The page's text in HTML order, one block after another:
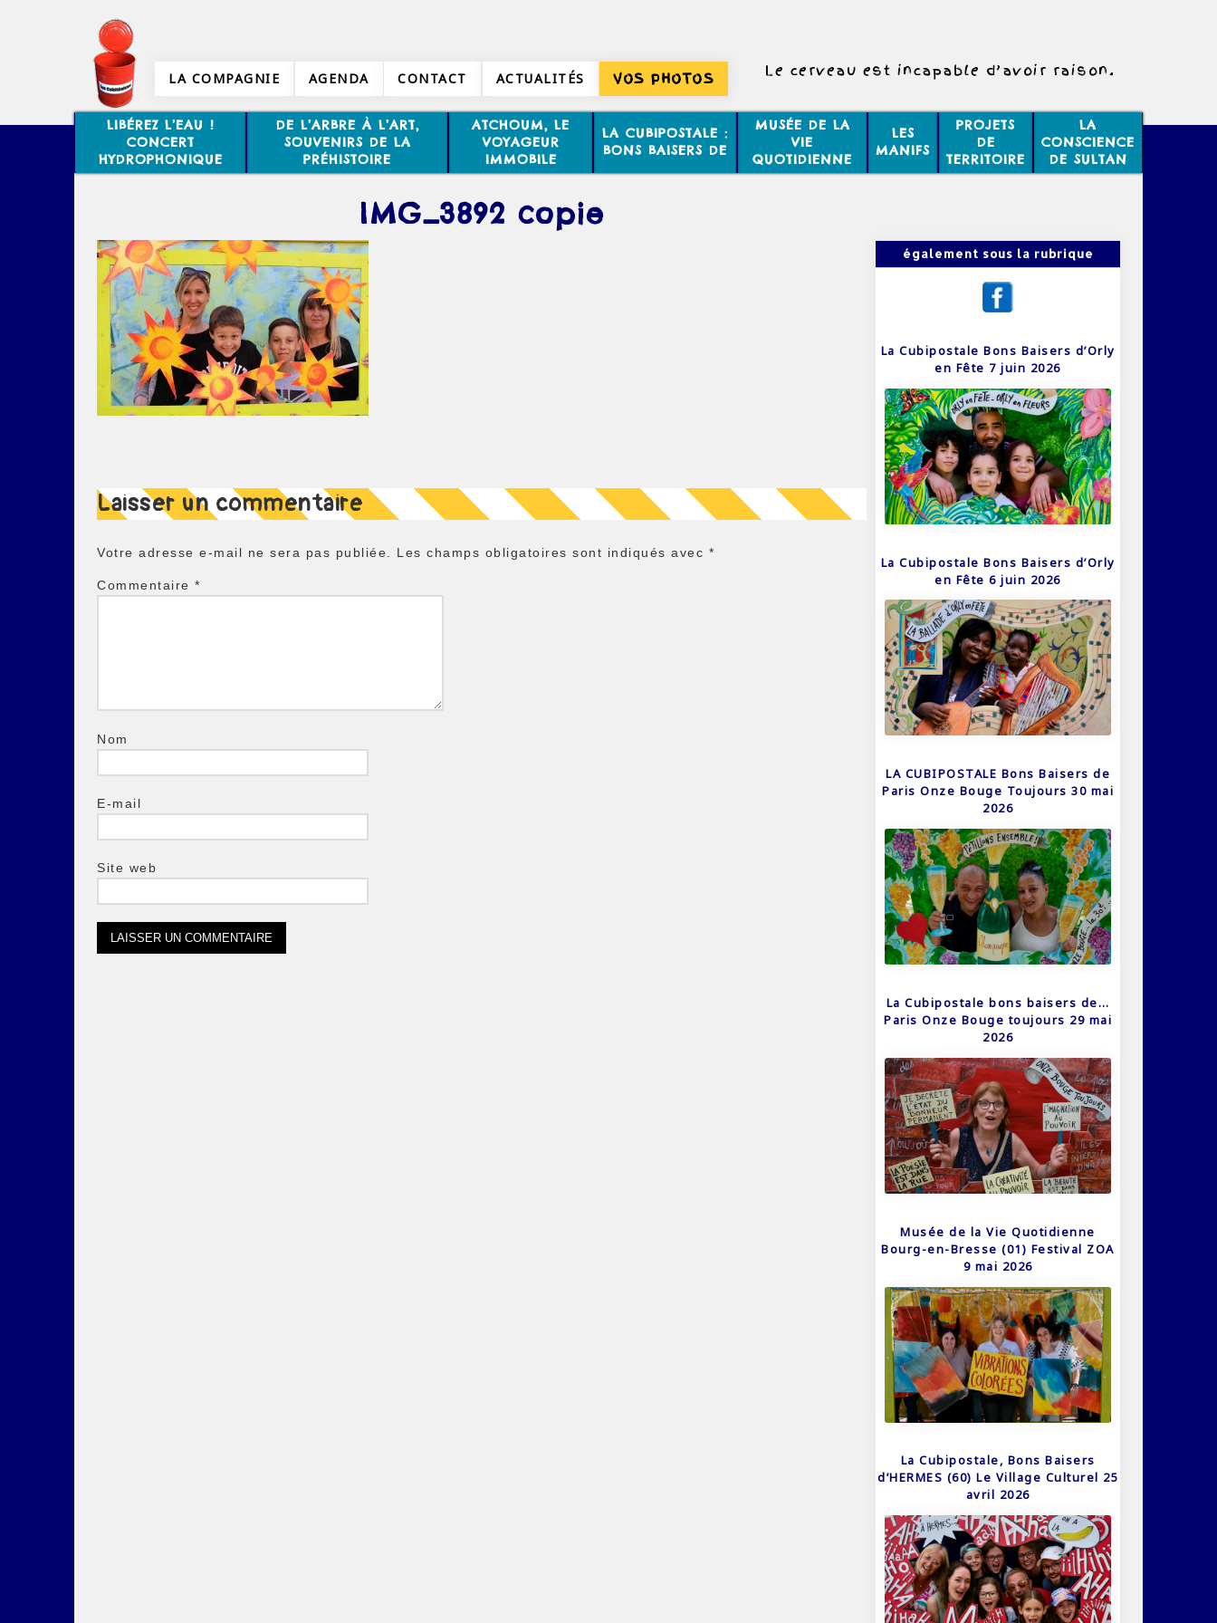
LA COMPAGNIE AGENDA CONTACT ACTUALITÉS VOS PHOTOS Le cerveau est incapable d’avoir raison.
LIBÉREZ L’EAU !
CONCERT
HYDROPHONIQUE
DE L’ARBRE À L’ART,
SOUVENIRS DE LA
PRÉHISTOIRE
ATCHOUM, LE
VOYAGEUR
IMMOBILE
LA CUBIPOSTALE :
BONS BAISERS DE
MUSÉE DE LA
VIE
QUOTIDIENNE
LES
MANIFS
PROJETS
DE
TERRITOIRE
LA
CONSCIENCE
DE SULTAN
IMG_3892 copie
Laisser un commentaire
Votre adresse e-mail ne sera pas publiée. Les champs obligatoires sont indiqués avec *
Commentaire *
Nom
E-mail
Site web
également sous la rubrique
La Cubipostale Bons Baisers d’Orly
en Fête 7 juin 2026
La Cubipostale Bons Baisers d’Orly
en Fête 6 juin 2026
LA CUBIPOSTALE Bons Baisers de
Paris Onze Bouge Toujours 30 mai
2026
La Cubipostale bons baisers de…
Paris Onze Bouge toujours 29 mai
2026
Musée de la Vie Quotidienne
Bourg-en-Bresse (01) Festival ZOA
9 mai 2026
La Cubipostale, Bons Baisers
d’HERMES (60) Le Village Culturel 25
avril 2026